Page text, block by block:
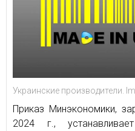
Украинские производители.
Приказ Минэкономики,
2024 г.,